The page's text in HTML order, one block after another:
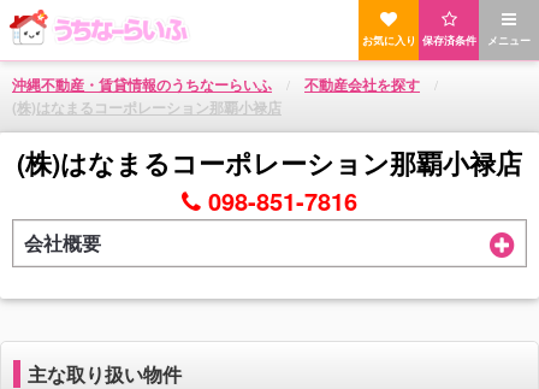
メニュー
保存済条件
お気に入り
沖縄不動産・賃貸情報のうちなーらいふ
不動産会社を探す
(株)はなまるコーポレーション那覇小禄店
(株)はなまるコーポレーション那覇小禄店
098-851-7816
会社概要
主な取り扱い物件